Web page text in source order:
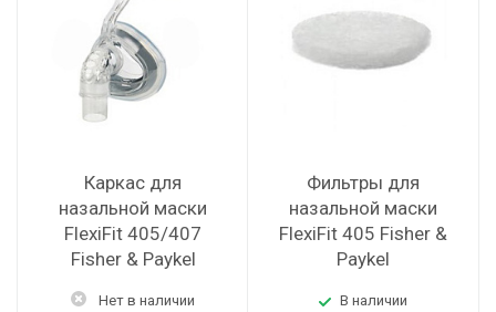
Каркас для
назальной маски
FlexiFit 405/407
Fisher & Paykel
Нет в наличии
Фильтры для
назальной маски
FlexiFit 405 Fisher &
Paykel
В наличии